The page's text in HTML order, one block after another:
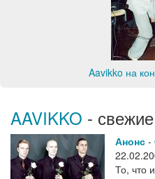
Aavikko на
AAVIKKO -
Анонс -
То, что